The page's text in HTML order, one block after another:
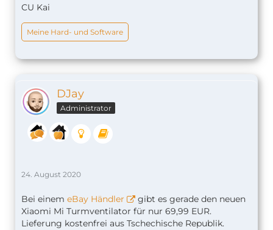
CU Kai
Meine Hard- und Software
DJay
Administrator
24. August 2020
Bei einem eBay Händler
gibt es gerade den neuen
Xiaomi Mi Turmventilator für nur 69,99 EUR.
Lieferung kostenfrei aus Tschechische Republik.